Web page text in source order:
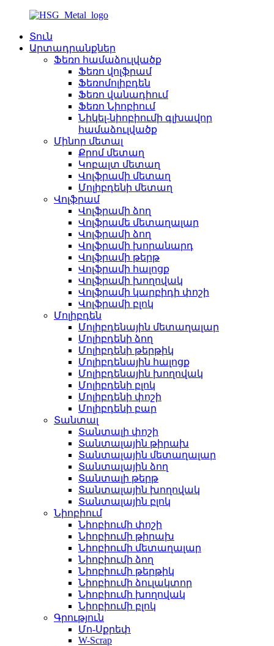
Տուն
Արտադրանքներ
Ֆեռո համաձուլվածք
Ֆեռո վոլֆրամ
Ֆեռոմոլիբդեն
Ֆեռո վանադիում
Ֆեռո Նիոբիում
Նիկել-նիոբիումի գլխավոր
համաձուլվածք
Մինոր մետալ
Քրոմ մետաղ
Կոբալտ մետաղ
Վոլֆրամի մետաղ
Մոլիբդենի մետաղ
Վոլֆրամ
Վոլֆրամի ձող
Վոլֆրամե մետաղալար
Վոլֆրամի ձող
Վոլֆրամի խորանարդ
Վոլֆրամի թերթ
Վոլֆրամի հալոցք
Վոլֆրամի խողովակ
Վոլֆրամի կարբիդի փոշի
Վոլֆրամի բլոկ
Մոլիբդեն
Մոլիբդենային մետաղալար
Մոլիբդենի ձող
Մոլիբդենի թերթիկ
Մոլիբդենային հալոցք
Մոլիբդենային խողովակ
Մոլիբդենի բլոկ
Մոլիբդենի փոշի
Մոլիբդենի բար
Տանտալ
Տանտալի փոշի
Տանտալային թիրախ
Տանտալային մետաղալար
Տանտալային ձող
Տանտալի թերթ
Տանտալային խողովակ
Տանտալային բլոկ
Նիոբիում
Նիոբիումի փոշի
Նիոբիումի թիրախ
Նիոբիումի մետաղալար
Նիոբիումի ձող
Նիոբիումի թերթիկ
Նիոբիումի ձուլակտոր
Նիոբիումի խողովակ
Նիոբիումի բլոկ
Գրություն
Մո-Սքրեփ
W-Scrap